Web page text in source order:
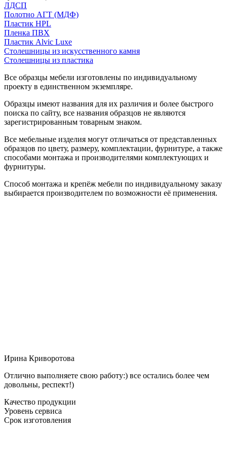
ЛДСП
Полотно АГТ (МДФ)
Пластик HPL
Пленка ПВХ
Пластик Alvic Luxe
Столешницы из искусственного камня
Столешницы из пластика
Все образцы мебели изготовлены по индивидуальному
проекту в единственном экземпляре.
Образцы имеют названия для их различия и более быстрого
поиска по сайту, все названия образцов не являются
зарегистрированным товарным знаком.
Все мебельные изделия могут отличаться от представленных
образцов по цвету, размеру, комплектации, фурнитуре, а также
способами монтажа и производителями комплектующих и
фурнитуры.
Способ монтажа и крепёж мебели по индивидуальному заказу
выбирается производителем по возможности её применения.
Ирина Криворотова
Отлично выполняете свою работу:) все остались более чем
довольны, респект!)
Качество продукции
Уровень сервиса
Срок изготовления